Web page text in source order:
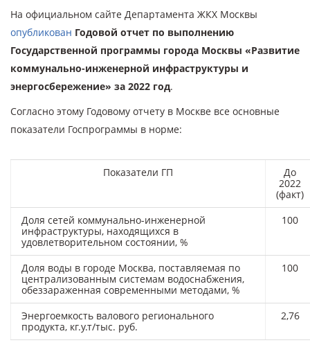
На официальном сайте Департамента ЖКХ Москвы
опубликован Годовой отчет по выполнению
Государственной программы города Москвы «Развитие
коммунально-инженерной инфраструктуры и
энергосбережение» за 2022 год.
Согласно этому Годовому отчету в Москве все основные
показатели Госпрограммы в норме:
Показатели ГП
До
2022
(факт)
Доля сетей коммунально-инженерной
инфраструктуры, находящихся в
удовлетворительном состоянии, %
100
Доля воды в городе Москва, поставляемая по
централизованным системам водоснабжения,
обеззараженная современными методами, %
100
Энергоемкость валового регионального
продукта, кг.у.т/тыс. руб.
2,76